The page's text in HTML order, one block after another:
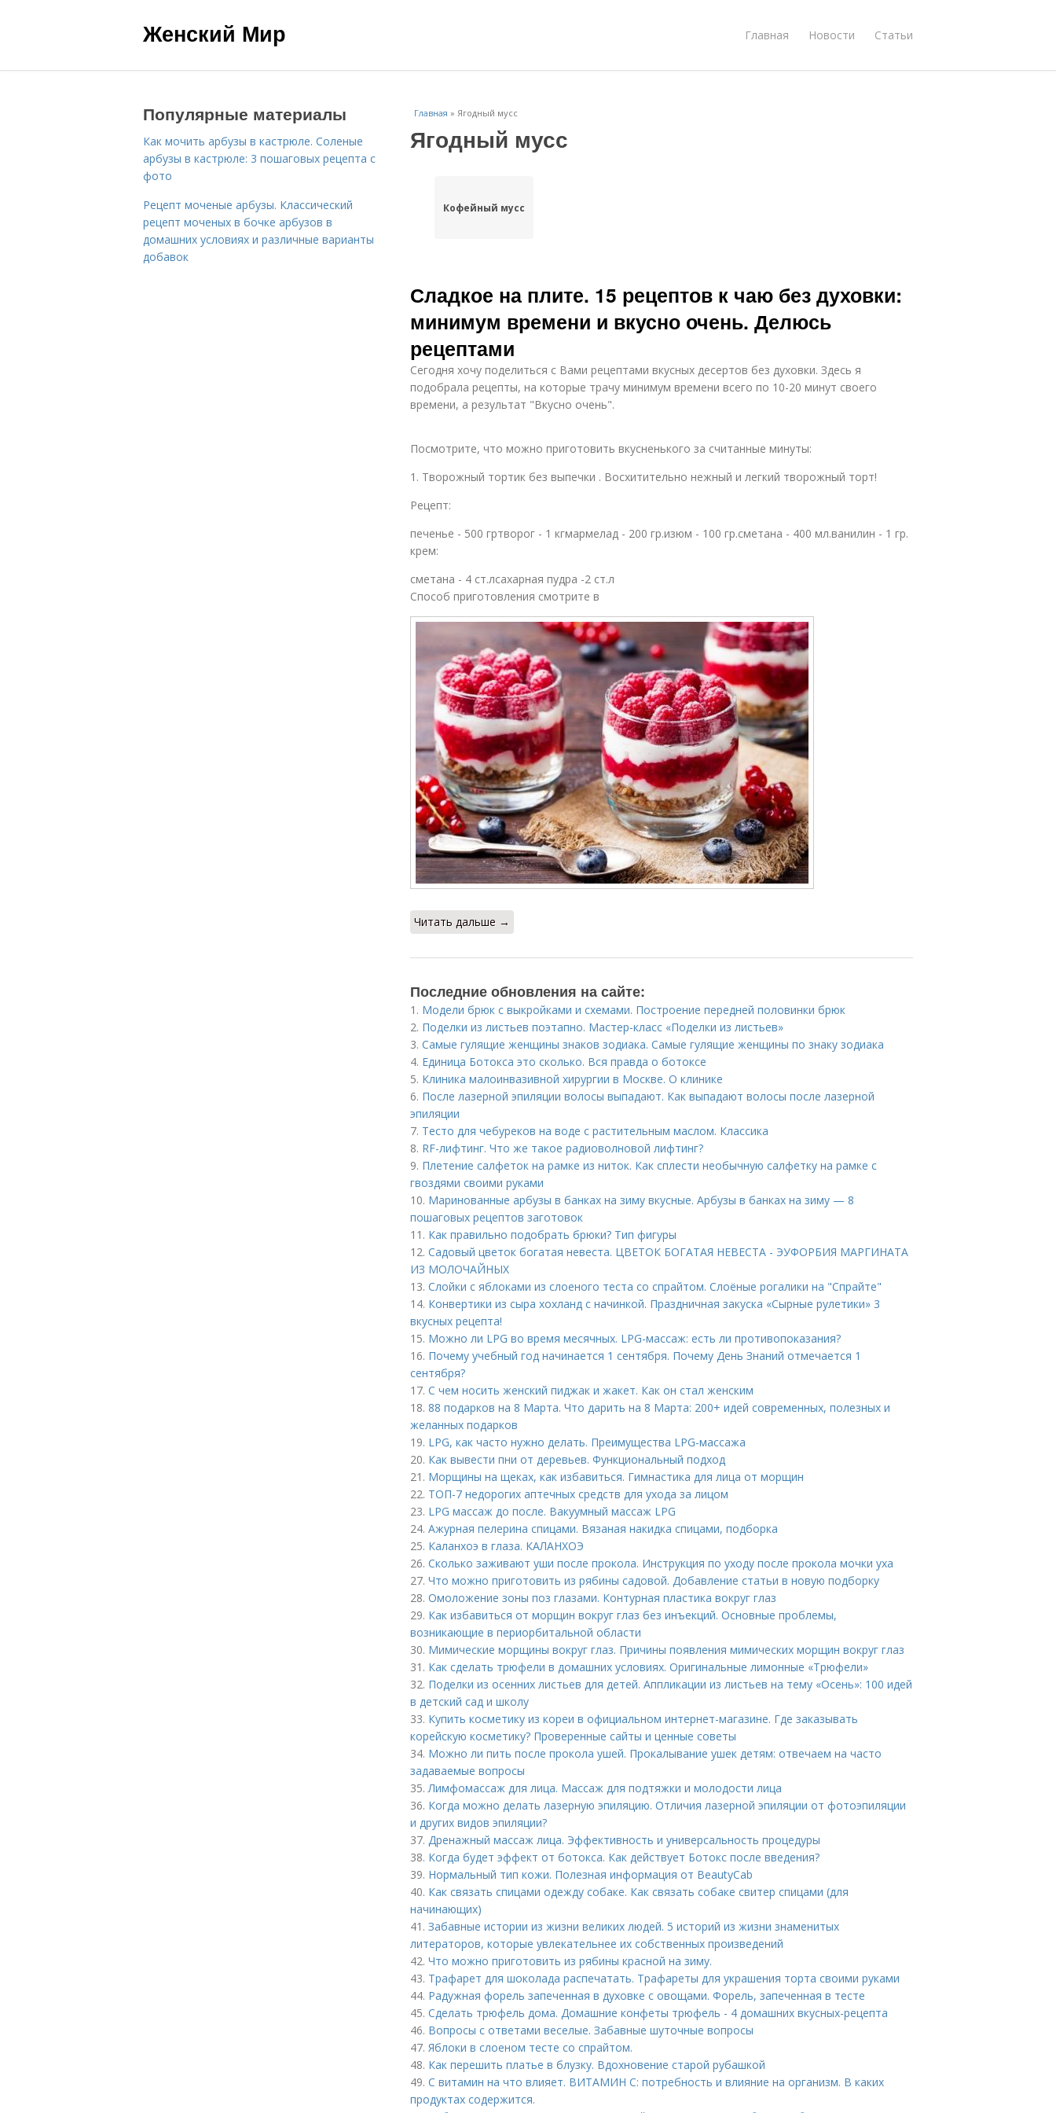
Женский Мир Главная Новости Статьи
Главная » Ягодный мусс
Ягодный мусс
Кофейный мусс
Сладкое на плите. 15 рецептов к чаю без духовки:
минимум времени и вкусно очень. Делюсь
рецептами
Сегодня хочу поделиться с Вами рецептами вкусных десертов без духовки. Здесь я
подобрала рецепты, на которые трачу минимум времени всего по 10-20 минут своего
времени, а результат "Вкусно очень".
Посмотрите, что можно приготовить вкусненького за считанные минуты:
1. Творожный тортик без выпечки . Восхитительно нежный и легкий творожный торт!
Рецепт:
печенье - 500 гртворог - 1 кгмармелад - 200 гр.изюм - 100 гр.сметана - 400 мл.ванилин - 1 гр.
крем:
сметана - 4 ст.лсахарная пудра -2 ст.л
Способ приготовления смотрите в
Читать дальше →
Последние обновления на сайте:
1. Модели брюк с выкройками и схемами. Построение передней половинки брюк
2. Поделки из листьев поэтапно. Мастер-класс «Поделки из листьев»
3. Самые гулящие женщины знаков зодиака. Самые гулящие женщины по знаку зодиака
4. Единица Ботокса это сколько. Вся правда о ботоксе
5. Клиника малоинвазивной хирургии в Москве. О клинике
6. После лазерной эпиляции волосы выпадают. Как выпадают волосы после лазерной
эпиляции
7. Тесто для чебуреков на воде с растительным маслом. Классика
8. RF-лифтинг. Что же такое радиоволновой лифтинг?
9. Плетение салфеток на рамке из ниток. Как сплести необычную салфетку на рамке с
гвоздями своими руками
10. Маринованные арбузы в банках на зиму вкусные. Арбузы в банках на зиму — 8
пошаговых рецептов заготовок
11. Как правильно подобрать брюки? Тип фигуры
12. Садовый цветок богатая невеста. ЦВЕТОК БОГАТАЯ НЕВЕСТА - ЭУФОРБИЯ МАРГИНАТА
ИЗ МОЛОЧАЙНЫХ
13. Слойки с яблоками из слоеного теста со спрайтом. Слоёные рогалики на "Спрайте"
14. Конвертики из сыра хохланд с начинкой. Праздничная закуска «Сырные рулетики» 3
вкусных рецепта!
15. Можно ли LPG во время месячных. LPG-массаж: есть ли противопоказания?
16. Почему учебный год начинается 1 сентября. Почему День Знаний отмечается 1
сентября?
17. С чем носить женский пиджак и жакет. Как он стал женским
18. 88 подарков на 8 Марта. Что дарить на 8 Марта: 200+ идей современных, полезных и
желанных подарков
19. LPG, как часто нужно делать. Преимущества LPG-массажа
20. Как вывести пни от деревьев. Функциональный подход
21. Морщины на щеках, как избавиться. Гимнастика для лица от морщин
22. ТОП-7 недорогих аптечных средств для ухода за лицом
23. LPG массаж до после. Вакуумный массаж LPG
24. Ажурная пелерина спицами. Вязаная накидка спицами, подборка
25. Каланхоэ в глаза. КАЛАНХОЭ
26. Сколько заживают уши после прокола. Инструкция по уходу после прокола мочки уха
27. Что можно приготовить из рябины садовой. Добавление статьи в новую подборку
28. Омоложение зоны поз глазами. Контурная пластика вокруг глаз
29. Как избавиться от морщин вокруг глаз без инъекций. Основные проблемы,
возникающие в периорбитальной области
30. Мимические морщины вокруг глаз. Причины появления мимических морщин вокруг глаз
31. Как сделать трюфели в домашних условиях. Оригинальные лимонные «Трюфели»
32. Поделки из осенних листьев для детей. Аппликации из листьев на тему «Осень»: 100 идей
в детский сад и школу
33. Купить косметику из кореи в официальном интернет-магазине. Где заказывать
корейскую косметику? Проверенные сайты и ценные советы
34. Можно ли пить после прокола ушей. Прокалывание ушек детям: отвечаем на часто
задаваемые вопросы
35.Лимфомассаж для лица. Массаж для подтяжки и молодости лица
36. Когда можно делать лазерную эпиляцию. Отличия лазерной эпиляции от фотоэпиляции
и других видов эпиляции?
37. Дренажный массаж лица. Эффективность и универсальность процедуры
38. Когда будет эффект от ботокса. Как действует Ботокс после введения?
39. Нормальный тип кожи. Полезная информация от BeautyCab
40. Как связать спицами одежду собаке. Как связать собаке свитер спицами (для
начинающих)
41. Забавные истории из жизни великих людей. 5 историй из жизни знаменитых
литераторов, которые увлекательнее их собственных произведений
42. Что можно приготовить из рябины красной на зиму.
43. Трафарет для шоколада распечатать. Трафареты для украшения торта своими руками
44. Радужная форель запеченная в духовке с овощами. Форель, запеченная в тесте
45. Сделать трюфель дома. Домашние конфеты трюфель - 4 домашних вкусных-рецепта
46. Вопросы с ответами веселые. Забавные шуточные вопросы
47. Яблоки в слоеном тесте со спрайтом.
48. Как перешить платье в блузку. Вдохновение старой рубашкой
49. С витамин на что влияет. ВИТАМИН С: потребность и влияние на организм. В каких
продуктах содержится.
Популярные материалы
Как мочить арбузы в кастрюле. Соленые
арбузы в кастрюле: 3 пошаговых рецепта с
фото
Рецепт моченые арбузы. Классический
рецепт моченых в бочке арбузов в
домашних условиях и различные варианты
добавок